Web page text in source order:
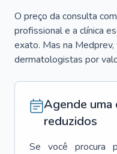
O preço da consulta
profissional e a clínica
exato. Mas na
dermatologistas por
Agende uma
reduzidos
Se você procura